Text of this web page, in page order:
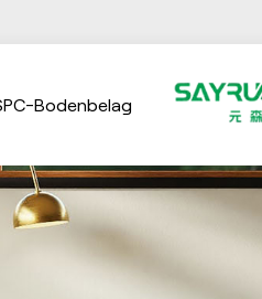
Bodenbelag